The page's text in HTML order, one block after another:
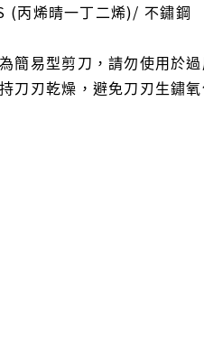
(丙烯晴一丁二烯)/ 不鏽鋼
簡易型剪刀，請勿使用於
刀刃乾燥，避免刀刃生鏽氧